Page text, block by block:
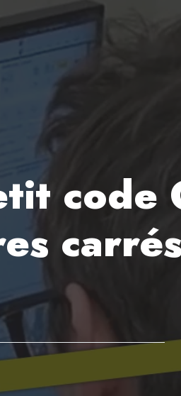
code